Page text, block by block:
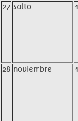
27 salto 1
28 noviembre 1